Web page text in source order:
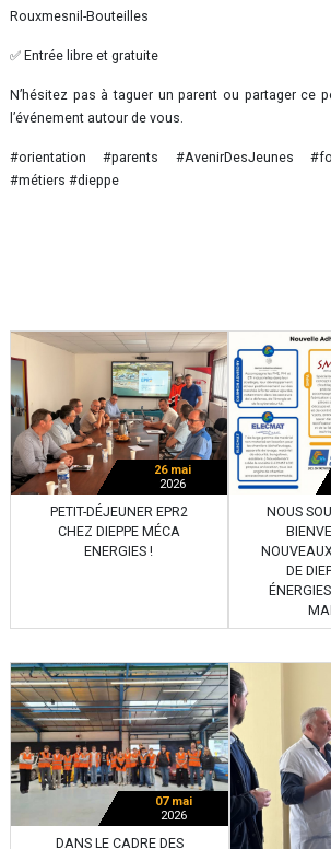
Rouxmesnil-Bouteilles
✅ Entrée libre et gratuite
N’hésitez pas à taguer un parent ou partager ce
l’événement autour de vous.
#orientation #parents #AvenirDesJeunes
#métiers #dieppe
26 mai
2026
PETIT-DÉJEUNER EPR2
CHEZ DIEPPE MÉCA
ENERGIES !
NOUS
DE
07 mai
2026
DANS LE CADRE DES